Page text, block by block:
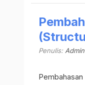
Penulis: